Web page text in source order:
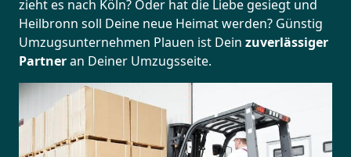
zieht es nach Köln? Oder hat die Liebe gesiegt und
Heilbronn soll Deine neue Heimat werden? Günstig
Umzugsunternehmen Plauen ist Dein zuverlässiger
Partneran Deiner Umzugsseite.